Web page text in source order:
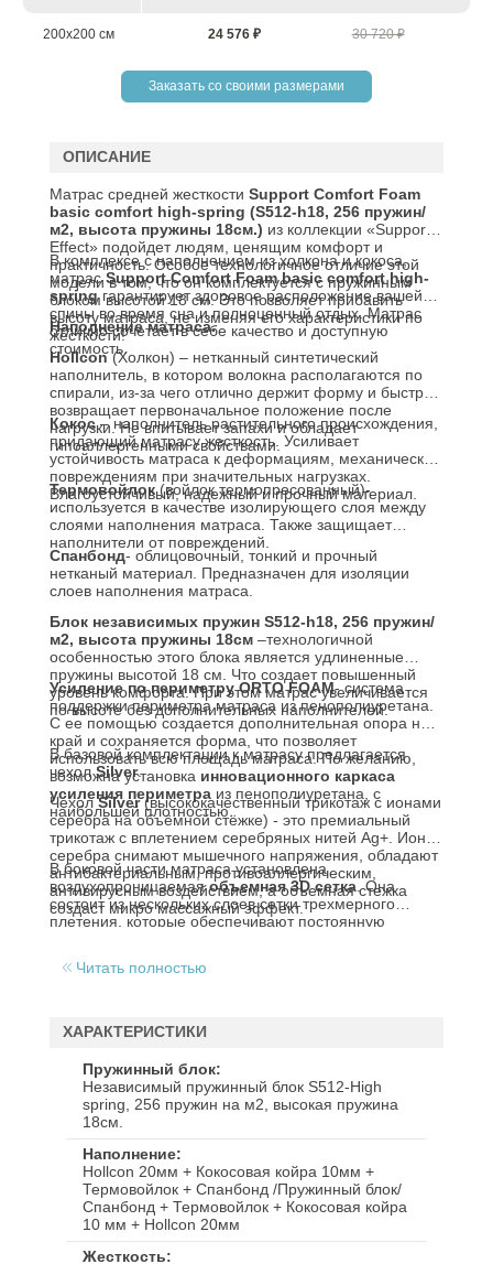
200х200 см 24 576 ₽ 30 720 ₽
Заказать со своими размерами
ОПИСАНИЕ
Матрас средней жесткости Support Comfort Foam
basic comfort high-spring (S512-h18, 256 пружин/
м2, высота пружины 18см.) из коллекции «Support
Effect» подойдет людям, ценящим комфорт и
практичность. Особое технологичное отличие этой
модели в том, что он комплектуется с пружинным
блоком высотой 18 см. Это позволяет прибавить
высоту матраса, не изменяя его характеристики по
жесткости!
В комплексе с наполнением из холкона и кокоса,
матрасSupport Comfort Foam basic comfort high-
springгарантирует здоровое расположение вашей
спины во время сна и полноценный отдых. Матрас
отлично сочетает в себе качество и доступную
стоимость.
Наполнение матраса.
Hollcon(Холкон) – нетканный синтетический
наполнитель, в котором волокна располагаются по
спирали, из-за чего отлично держит форму и быстро
возвращает первоначальное положение после
нагрузки. Не впитывает запахи и обладает
гипоаллергенными свойствами.
Кокос– наполнитель растительного происхождения,
придающий матрасу жесткость. Усиливает
устойчивость матраса к деформациям, механическим
повреждениям при значительных нагрузках.
Влагоустойчивый, надежный и прочный материал.
Термовойлок(войлок термопресованный)-
используется в качестве изолирующего слоя между
слоями наполнения матраса. Также защищает
наполнители от повреждений.
Спанбонд- облицовочный, тонкий и прочный
нетканый материал. Предназначен для изоляции
слоев наполнения матраса.
Блок независимых пружин S512-h18, 256 пружин/
м2, высота пружины 18см –технологичной
особенностью этого блока является удлиненные
пружины высотой 18 см. Что создает повышенный
уровень комфорта. При этом матрас увеличивается
по высоте без дополнительных наполнителей.
Усиление по периметру ORTO FOAM- система
поддержки периметра матраса из пенополиуретана.
С ее помощью создается дополнительная опора на
край и сохраняется форма, что позволяет
использовать всю площадь матраса. По желанию,
возможна установка инновационного каркаса
усиления периметра
наибольшей плотностью.
В базовой комплектации к матрасу предлагается
чехолSilver.
ЧехолSilver(высококачественный трикотаж с ионами
серебра на объёмной стёжке) - это премиальный
трикотаж с вплетением серебряных нитей Ag+. Ионы
серебра снимают мышечного напряжения, обладают
антибактериальным, противоаллергическим,
антивирусным воздействием, а объемная стежка
создаст микро массажный эффект.
В боковой части матраса установлена
воздухопроницаемаяобъемная 3D сетка . Она
состоит из нескольких слоев сетки трехмерного
плетения, которые обеспечивают постоянную
Читать полностью
ХАРАКТЕРИСТИКИ
Пружинный блок
Независимый пружинный блок S512-High
spring, 256 пружин на м2, высокая пружина
18см.
Наполнение
Hollcon 20мм + Кокосовая койра 10мм +
Термовойлок + Спанбонд /Пружинный блок/
Спанбонд + Термовойлок + Кокосовая койра
10 мм + Hollcon 20мм
Жесткость